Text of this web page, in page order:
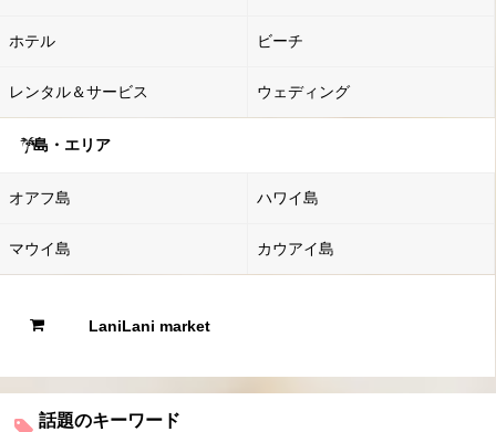
ホテル ビーチ
レンタル＆サービス ウェディング
島・エリア
オアフ島 ハワイ島
マウイ島 カウアイ島
LaniLani market
話題のキーワード